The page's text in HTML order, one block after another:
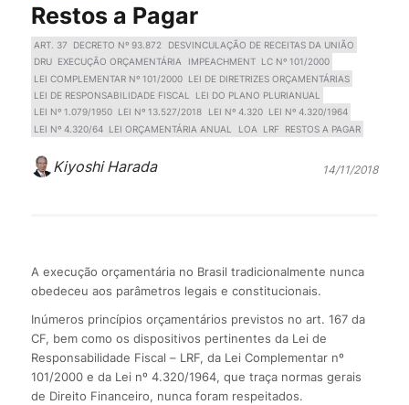
Restos a Pagar
ART. 37 DECRETO Nº 93.872
DESVINCULAÇÃO DE RECEITAS DA UNIÃO
DRU
EXECUÇÃO ORÇAMENTÁRIA IMPEACHMENT
LC Nº 101/2000
LEI COMPLEMENTAR Nº 101/2000
LEI DE DIRETRIZES ORÇAMENTÁRIAS
LEI DE RESPONSABILIDADE FISCAL
LEI DO PLANO PLURIANUAL
LEI Nº 1.079/1950
LEI Nº 13.527/2018 LEI Nº 4.320
LEI Nº 4.320/1964
LEI Nº 4.320/64
LEI ORÇAMENTÁRIA ANUAL LOA LRF RESTOS A PAGAR
Kiyoshi Harada 14/11/2018
A execução orçamentária no Brasil tradicionalmente nunca
obedeceu aos parâmetros legais e constitucionais.
Inúmeros princípios orçamentários previstos no art. 167 da
CF, bem como os dispositivos pertinentes da Lei de
Responsabilidade Fiscal – LRF, da Lei Complementar nº
101/2000 e da Lei nº 4.320/1964, que traça normas gerais
de Direito Financeiro, nunca foram respeitados.